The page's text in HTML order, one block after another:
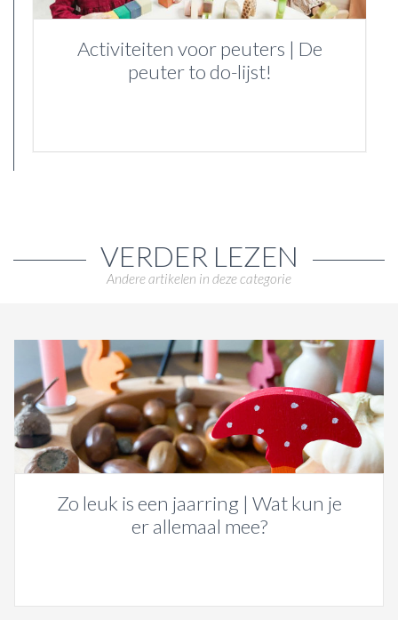
Activiteiten voor peuters | De
peuter to do-lijst!
VERDER LEZEN
Andere artikelen in deze categorie
Zo leuk is een jaarring | Wat kun je
er allemaal mee?